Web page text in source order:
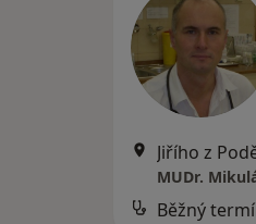
Jiřího z
MUDr.
Běžný